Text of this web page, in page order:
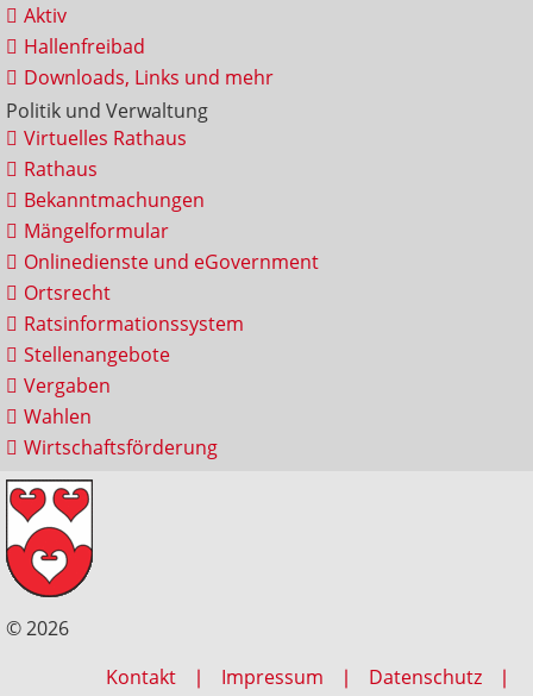
Aktiv
Hallenfreibad
Downloads, Links und mehr
Politik und Verwaltung
Virtuelles Rathaus
Rathaus
Bekanntmachungen
Mängelformular
Onlinedienste und eGovernment
Ortsrecht
Ratsinformationssystem
Stellenangebote
Vergaben
Wahlen
Wirtschaftsförderung
© 2026
Kontakt
Impressum Datenschutz